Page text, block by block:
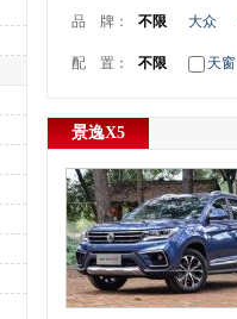
品 牌： 不限 大众
配 置： 不限 天窗
景逸X5